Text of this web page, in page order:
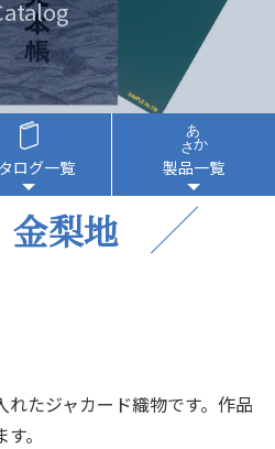
ログ一覧 製品一覧
梨地
たジャカード織物です。作品
。